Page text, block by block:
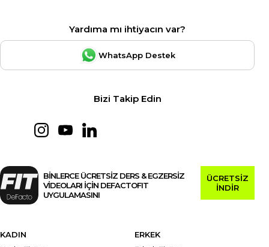
Yardıma mı ihtiyacın var?
WhatsApp Destek
Bizi Takip Edin
BİNLERCE ÜCRETSİZ DERS & EGZERSİZ
VİDEOLARI İÇİN DEFACTOFIT
UYGULAMASINI
ÜCRETSİZ
İNDİR
KADIN
ERKEK